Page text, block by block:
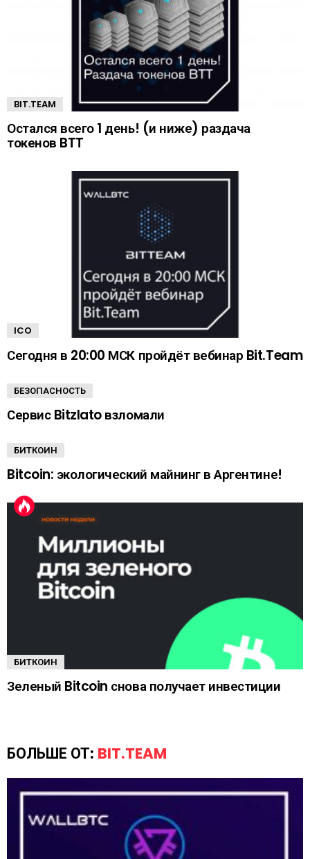
BIT.TEAM
Остался всего 1 день! (и ниже) раздача
токенов BTT
ICO
Сегодня в 20:00 МСК пройдёт вебинар Bit.Team
БЕЗОПАСНОСТЬ
Сервис Bitzlato взломали
БИТКОИН
Bitcoin: экологический майнинг в Аргентине!
БИТКОИН
Зеленый Bitcoin снова получает инвестиции
БОЛЬШЕ ОТ: BIT.TEAM